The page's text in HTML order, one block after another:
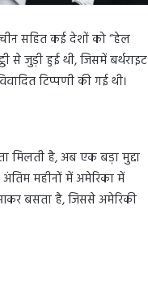
चीन सहित कई देशों को “हेल
से जुड़ी हुई थी, जिसमें बर्थराइट
टिप्पणी की गई थी।
मिलती है, अब एक बड़ा मुद्दा
महीनों में अमेरिका में
बसता है, जिससे अमेरिकी